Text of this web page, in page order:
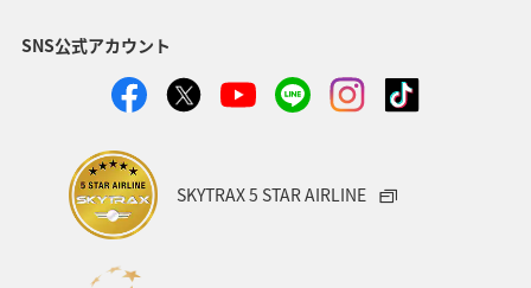
SNS公式アカウント
SKYTRAX 5 STAR AIRLINE